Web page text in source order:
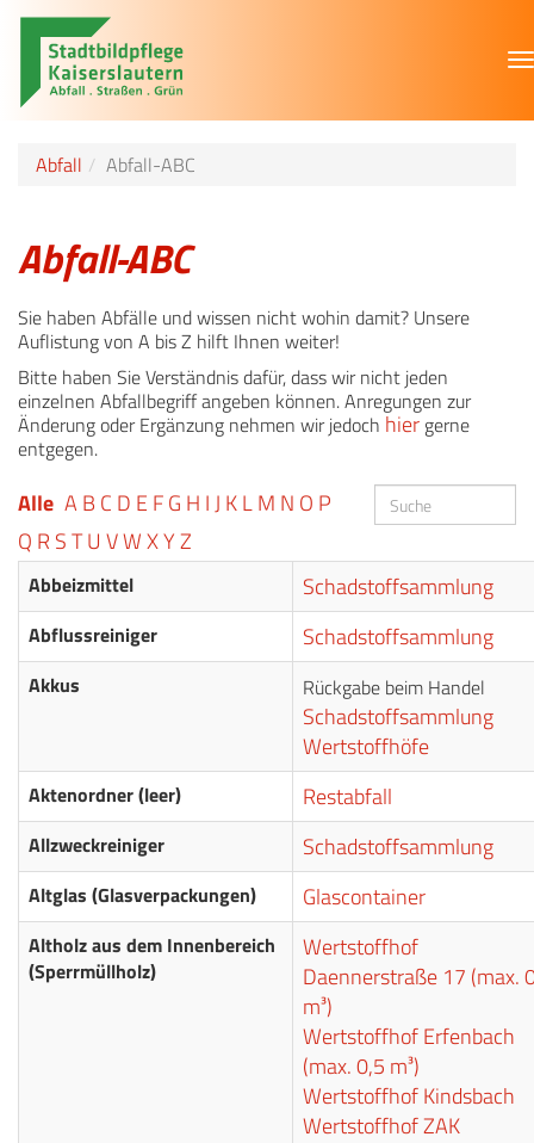
Abfall Abfall-ABC
Abfall-ABC
Sie haben Abfälle und wissen nicht wohin damit? Unsere
Auflistung von A bis Z hilft Ihnen weiter!
Bitte haben Sie Verständnis dafür, dass wir nicht jeden
einzelnen Abfallbegriff angeben können. Anregungen zur
Änderung oder Ergänzung nehmen wir jedoch hier gerne
entgegen.
Alle A B C D E FG H IJ KLM N O P
Q R STU VWXYZ
Abbeizmittel Schadstoffsammlung
Abflussreiniger Schadstoffsammlung
Akkus Rückgabe beim Handel
Schadstoffsammlung
Wertstoffhöfe
Aktenordner (leer) Restabfall
Allzweckreiniger Schadstoffsammlung
Altglas (Glasverpackungen) Glascontainer
Altholz aus dem Innenbereich
(Sperrmüllholz)
Wertstoffhof
Daennerstraße 17 (max.
m³)
Wertstoffhof Erfenbach
(max. 0,5 m³)
Wertstoffhof Kindsbach
Wertstoffhof ZAK